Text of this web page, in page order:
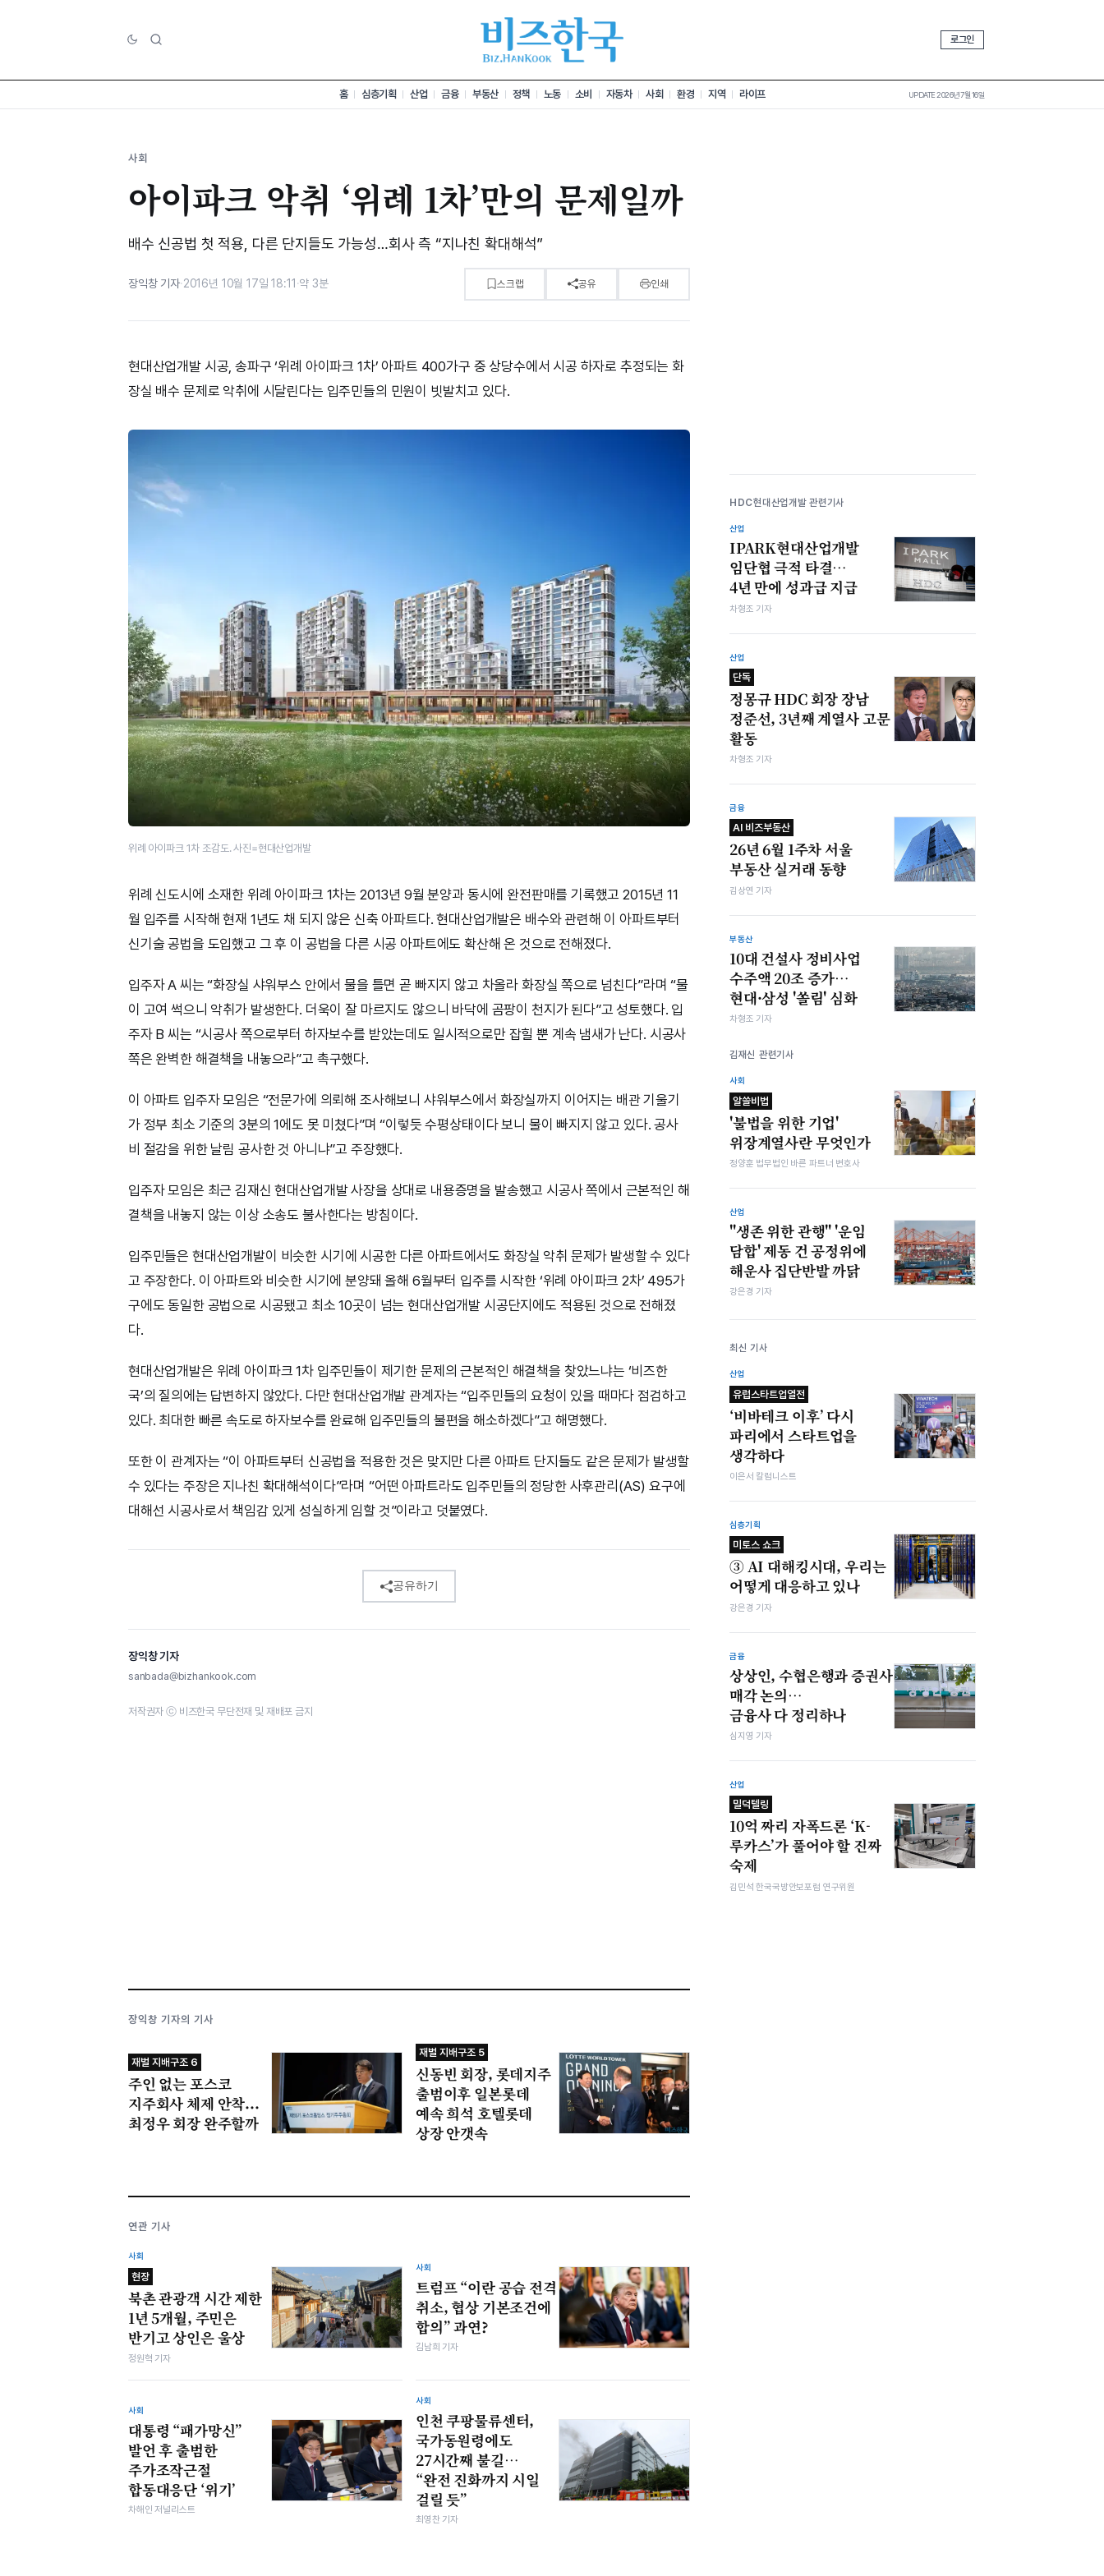
로그인
홈 심층기획 산업 금융 부동산 정책 노동 소비 자동차 사회 환경 지역 라이프 UPDATE 2026년 7월 16일
사회
아이파크 악취 ‘위례 1차’만의 문제일까
배수 신공법 첫 적용, 다른 단지들도 가능성…회사 측 “지나친 확대해석”
장익창 기자·2016년 10월 17일 18:11 ·약 3분 스크랩 공유 인쇄
현대산업개발 시공, 송파구 ‘위례 아이파크 1차’ 아파트 400가구 중 상당수에서 시공 하자로 추정되는 화
장실 배수 문제로 악취에 시달린다는 입주민들의 민원이 빗발치고 있다.
위례 아이파크 1차 조감도. 사진=현대산업개발
위례 신도시에 소재한 위례 아이파크 1차는 2013년 9월 분양과 동시에 완전판매를 기록했고 2015년 11
월 입주를 시작해 현재 1년도 채 되지 않은 신축 아파트다. 현대산업개발은 배수와 관련해 이 아파트부터
신기술 공법을 도입했고 그 후 이 공법을 다른 시공 아파트에도 확산해 온 것으로 전해졌다.
입주자 A 씨는 “화장실 샤워부스 안에서 물을 틀면 곧 빠지지 않고 차올라 화장실 쪽으로 넘친다”라며 “물
이 고여 썩으니 악취가 발생한다. 더욱이 잘 마르지도 않으니 바닥에 곰팡이 천지가 된다”고 성토했다. 입
주자 B 씨는 “시공사 쪽으로부터 하자보수를 받았는데도 일시적으로만 잡힐 뿐 계속 냄새가 난다. 시공사
쪽은 완벽한 해결책을 내놓으라”고 촉구했다.
이 아파트 입주자 모임은 “전문가에 의뢰해 조사해보니 샤워부스에서 화장실까지 이어지는 배관 기울기
가 정부 최소 기준의 3분의 1에도 못 미쳤다”며 “이렇듯 수평상태이다 보니 물이 빠지지 않고 있다. 공사
비 절감을 위한 날림 공사한 것 아니냐”고 주장했다.
입주자 모임은 최근 김재신 현대산업개발 사장을 상대로 내용증명을 발송했고 시공사 쪽에서 근본적인 해
결책을 내놓지 않는 이상 소송도 불사한다는 방침이다.
입주민들은 현대산업개발이 비슷한 시기에 시공한 다른 아파트에서도 화장실 악취 문제가 발생할 수 있다
고 주장한다. 이 아파트와 비슷한 시기에 분양돼 올해 6월부터 입주를 시작한 ‘위례 아이파크 2차’ 495가
구에도 동일한 공법으로 시공됐고 최소 10곳이 넘는 현대산업개발 시공단지에도 적용된 것으로 전해졌
다.
현대산업개발은 위례 아이파크 1차 입주민들이 제기한 문제의 근본적인 해결책을 찾았느냐는 ‘비즈한
국’의 질의에는 답변하지 않았다. 다만 현대산업개발 관계자는 “입주민들의 요청이 있을 때마다 점검하고
있다. 최대한 빠른 속도로 하자보수를 완료해 입주민들의 불편을 해소하겠다”고 해명했다.
또한 이 관계자는 “이 아파트부터 신공법을 적용한 것은 맞지만 다른 아파트 단지들도 같은 문제가 발생할
수 있다는 주장은 지나친 확대해석이다”라며 “어떤 아파트라도 입주민들의 정당한 사후관리(AS) 요구에
대해선 시공사로서 책임감 있게 성실하게 임할 것”이라고 덧붙였다.
공유하기
장익창 기자
sanbada@bizhankook.com
저작권자 ⓒ 비즈한국 무단전재 및 재배포 금지
장익창 기자의 기사
재벌 지배구조 6
주인 없는 포스코
지주회사 체제 안착...
최정우 회장 완주할까
재벌 지배구조 5
신동빈 회장, 롯데지주
출범이후 일본롯데
예속 희석 호텔롯데
상장 안갯속
연관 기사
사회
현장
북촌 관광객 시간 제한
1년 5개월, 주민은
반기고 상인은 울상
정원혁 기자
사회
트럼프 “이란 공습 전격
취소, 협상 기본조건에
합의” 과연?
김남희 기자
사회
대통령 “패가망신”
발언 후 출범한
주가조작근절
합동대응단 ‘위기’
차해인 저널리스트
사회
인천 쿠팡물류센터,
국가동원령에도
27시간째 불길…
“완전 진화까지 시일
걸릴 듯”
최영찬 기자
HDC현대산업개발 관련기사
산업
IPARK현대산업개발
임단협 극적 타결…
4년 만에 성과급 지급
차형조 기자
산업
단독
정몽규 HDC 회장 장남
정준선, 3년째 계열사 고문
활동
차형조 기자
금융
AI 비즈부동산
26년 6월 1주차 서울
부동산 실거래 동향
김상연 기자
부동산
10대 건설사 정비사업
수주액 20조 증가…
현대·삼성 '쏠림' 심화
차형조 기자
김재신 관련기사
사회
알쓸비법
'불법을 위한 기업'
위장계열사란 무엇인가
정양훈 법무법인 바른 파트너 변호사
산업
"생존 위한 관행" '운임
담합' 제동 건 공정위에
해운사 집단반발 까닭
강은경 기자
최신 기사
산업
유럽스타트업열전
‘비바테크 이후’ 다시
파리에서 스타트업을
생각하다
이은서 칼럼니스트
심층기획
미토스 쇼크
③ AI 대해킹시대, 우리는
어떻게 대응하고 있나
강은경 기자
금융
상상인, 수협은행과 증권사
매각 논의…
금융사 다 정리하나
심지영 기자
산업
밀덕텔링
10억 짜리 자폭드론 ‘K-
루카스’가 풀어야 할 진짜
숙제
김민석 한국국방안보포럼 연구위원